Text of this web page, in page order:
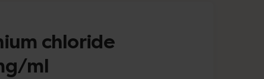
chloride
ml